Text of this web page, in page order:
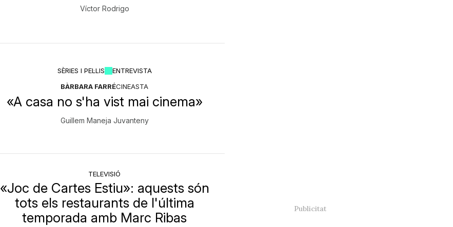
Víctor Rodrigo
SÈRIES I PEL·LIS
ENTREVISTA
BÀRBARA FARRÉCINEASTA
«A casa no s'ha vist mai cinema»
Guillem Maneja Juvanteny
TELEVISIÓ
«Joc de Cartes Estiu»: aquests són
tots els restaurants de l'última
temporada amb Marc Ribas